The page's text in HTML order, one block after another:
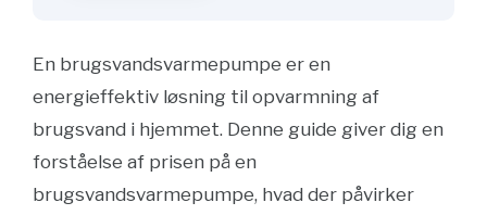
En brugsvandsvarmepumpe er en
energieffektiv løsning til opvarmning af
brugsvand i hjemmet. Denne guide giver dig en
forståelse af prisen på en
brugsvandsvarmepumpe, hvad der påvirker